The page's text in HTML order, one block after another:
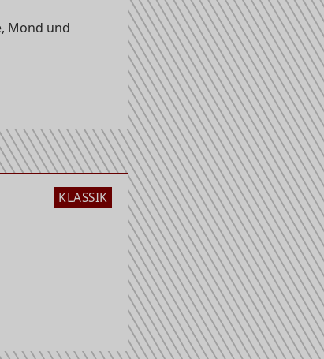
Mond und
KLASSIK